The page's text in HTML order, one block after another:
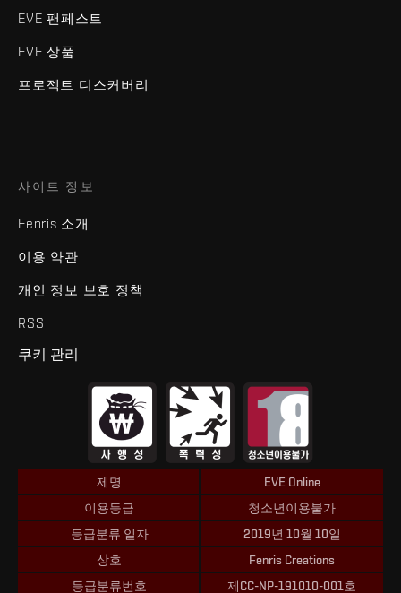
EVE 팬페스트
EVE 상품
프로젝트 디스커버리
사이트 정보
Fenris 소개
이용 약관
개인 정보 보호 정책
RSS
쿠키 관리
제명
EVE Online
이용등급
청소년이용불가
등급분류 일자
2019년 10월 10일
상호
Fenris Creations
등급분류번호
제CC-NP-191010-001호